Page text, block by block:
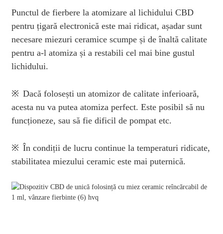
Punctul de fierbere la atomizare al lichidului CBD
pentru țigară electronică este mai ridicat, așadar sunt
necesare miezuri ceramice scumpe și de înaltă calitate
pentru a-l atomiza și a restabili cel mai bine gustul
lichidului.
※ Dacă folosești un atomizor de calitate inferioară,
acesta nu va putea atomiza perfect. Este posibil să nu
funcționeze, sau să fie dificil de pompat etc.
※ În condiții de lucru continue la temperaturi ridicate,
stabilitatea miezului ceramic este mai puternică.